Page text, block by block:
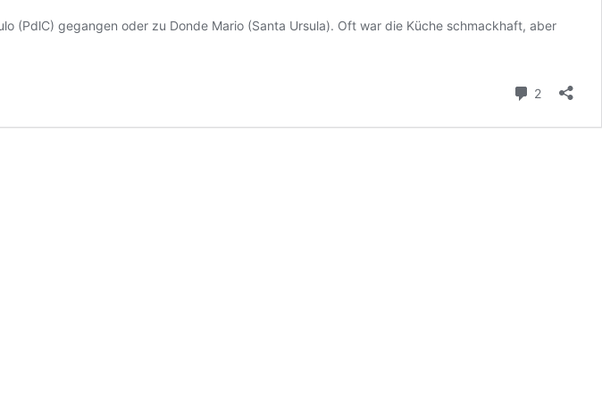
(PdlC) gegangen oder zu Donde Mario (Santa Ursula). Oft war die Küche schmackhaft, aber
2